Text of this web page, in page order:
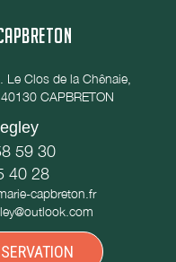
Clos de la Chênaie,
CAPBRETON
59 30
40 28
capbreton.fr